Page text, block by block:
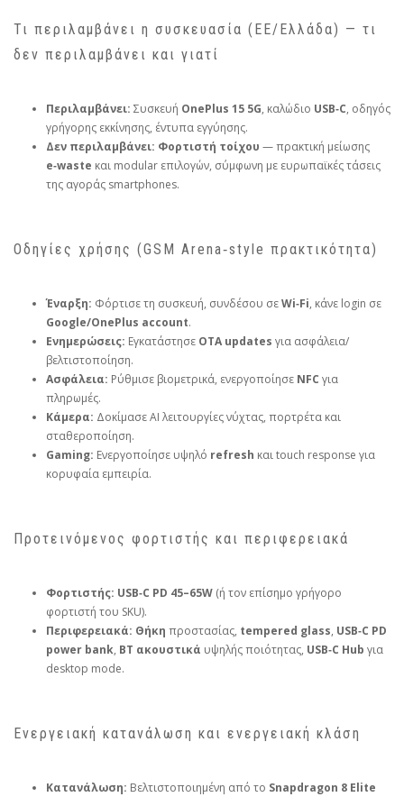
Τι περιλαμβάνει η συσκευασία (ΕΕ/Ελλάδα) — τι
δεν περιλαμβάνει και γιατί
Περιλαμβάνει: Συσκευή OnePlus 15 5G, καλώδιο USB‑C, οδηγός
γρήγορης εκκίνησης, έντυπα εγγύησης.
Δεν περιλαμβάνει: Φορτιστή τοίχου — πρακτική μείωσης
e‑waste και modular επιλογών, σύμφωνη με ευρωπαϊκές τάσεις
της αγοράς smartphones.
Οδηγίες χρήσης (GSM Arena‑style πρακτικότητα)
Έναρξη: Φόρτισε τη συσκευή, συνδέσου σεWi‑Fi, κάνε login σε
Google/OnePlus account.
Ενημερώσεις: Εγκατάστησε OTA updates για ασφάλεια/
βελτιστοποίηση.
Ασφάλεια: Ρύθμισε βιομετρικά, ενεργοποίησε NFC για
πληρωμές.
Κάμερα: Δοκίμασε AI λειτουργίες νύχτας, πορτρέτα και
σταθεροποίηση.
Gaming: Ενεργοποίησε υψηλό refresh και touch response για
κορυφαία εμπειρία.
Προτεινόμενος φορτιστής και περιφερειακά
Φορτιστής: USB‑C PD 45–65W (ή τον επίσημο γρήγορο
φορτιστή του SKU).
Περιφερειακά: Θήκη προστασίας, tempered glass, USB‑C PD
power bank, BT ακουστικά υψηλής ποιότητας, USB‑C Hub για
desktop mode.
Ενεργειακή κατανάλωση και ενεργειακή κλάση
Κατανάλωση: Βελτιστοποιημένη από το Snapdragon 8 Elite